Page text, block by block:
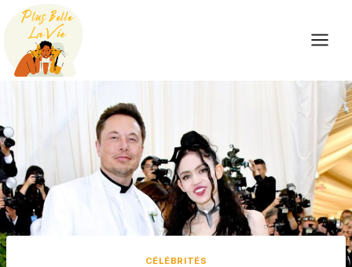
Skip
content
CÉLÉBRITÉS